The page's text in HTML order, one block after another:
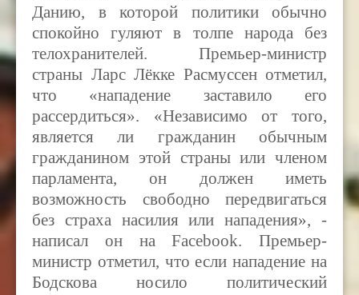
Данию, в которой политики обычно
спокойно гуляют в толпе народа без
телохранителей. Премьер-министр
страны Ларс Лёкке Расмуссен отметил,
что «нападение заставило его
рассердиться». «Независимо от того,
является ли гражданин обычным
гражданином этой страны или членом
парламента, он должен иметь
возможность свободно передвигаться
без страха насилия или нападения», -
написал он наFacebook. Премьер-
министр отметил, что если нападение на
Бодскова носило политический